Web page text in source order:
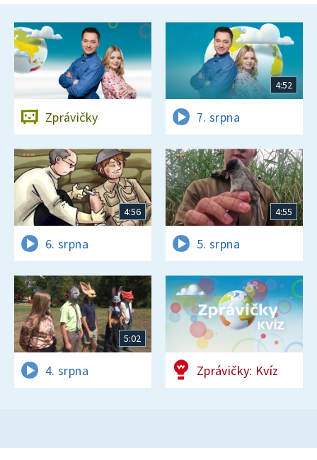
Zprávičky
4:52
7. srpna
4:56
6. srpna
4:55
5. srpna
5:02
4. srpna Zprávičky: Kvíz